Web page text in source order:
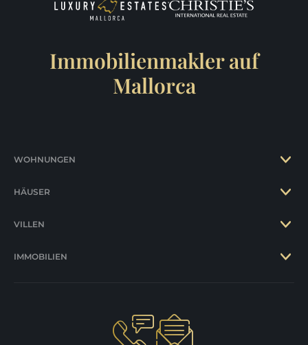
Immobilienmakler auf
Mallorca
WOHNUNGEN
HÄUSER
VILLEN
IMMOBILIEN